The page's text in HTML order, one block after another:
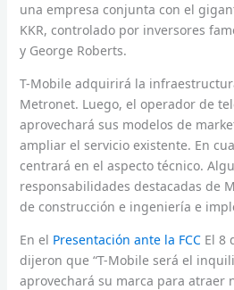
una empresa conjunta con el
KKR, controlado por inversores
y George Roberts.
T-Mobile adquirirá la
Metronet. Luego, el operador de
aprovechará sus modelos de
ampliar el servicio existente. En
centrará en el aspecto técnico.
responsabilidades destacadas de
de construcción e ingeniería e
En el Presentación ante la FCCEl 8
dijeron que “T-Mobile será el
aprovechará su marca para atraer